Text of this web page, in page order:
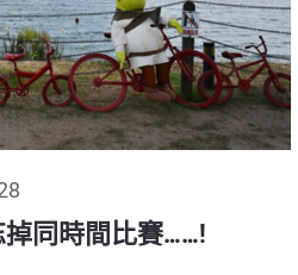
掉同時間比賽……!